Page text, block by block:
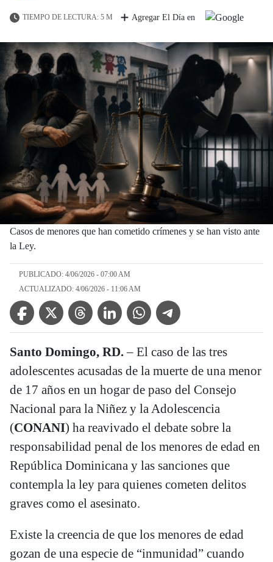
TIEMPO DE LECTURA: 5 M Agregar El Día en
Casos de menores que han cometido crímenes y se han visto ante
la Ley.
PUBLICADO: 4/06/2026 - 07:00 AM
ACTUALIZADO: 4/06/2026 - 11:06 AM
Facebook IconTwitter IconThreads IconLinkedin IconWhatsApp IconTelegram Icon
Santo Domingo, RD.– El caso de las tres
adolescentes acusadas de la muerte de una menor
de 17 años en un hogar de paso del Consejo
Nacional para la Niñez y la Adolescencia
(CONANI) ha reavivado el debate sobre la
responsabilidad penal de los menores de edad en
República Dominicana y las sanciones que
contempla la ley para quienes cometen delitos
graves como el asesinato.
Existe la creencia de que los menores de edad
gozan de una especie de “inmunidad” cuando